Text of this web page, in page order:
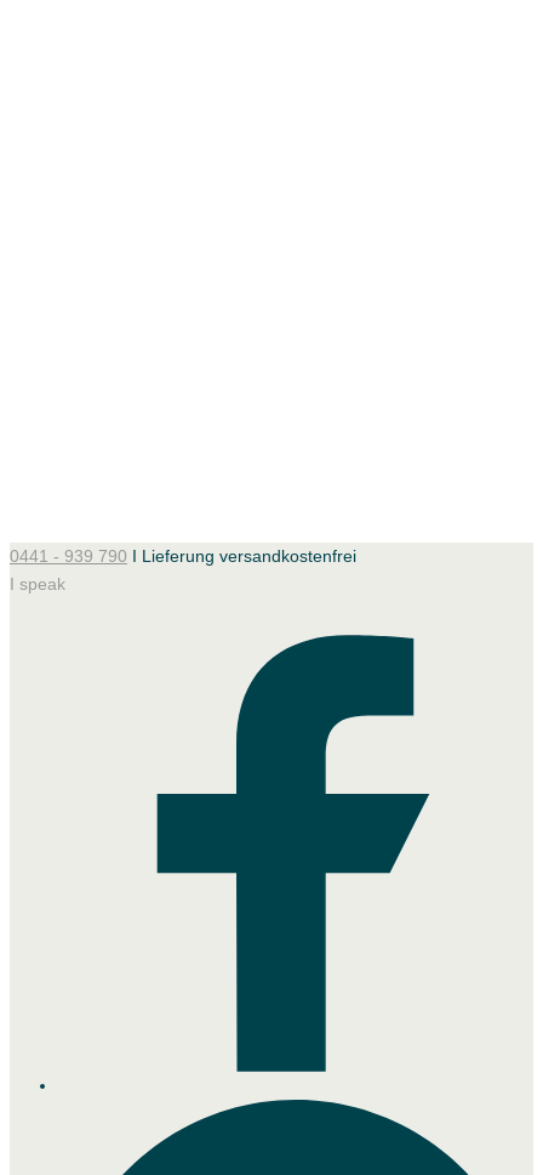
0441 - 939 790 I Lieferung versandkostenfrei
I speak